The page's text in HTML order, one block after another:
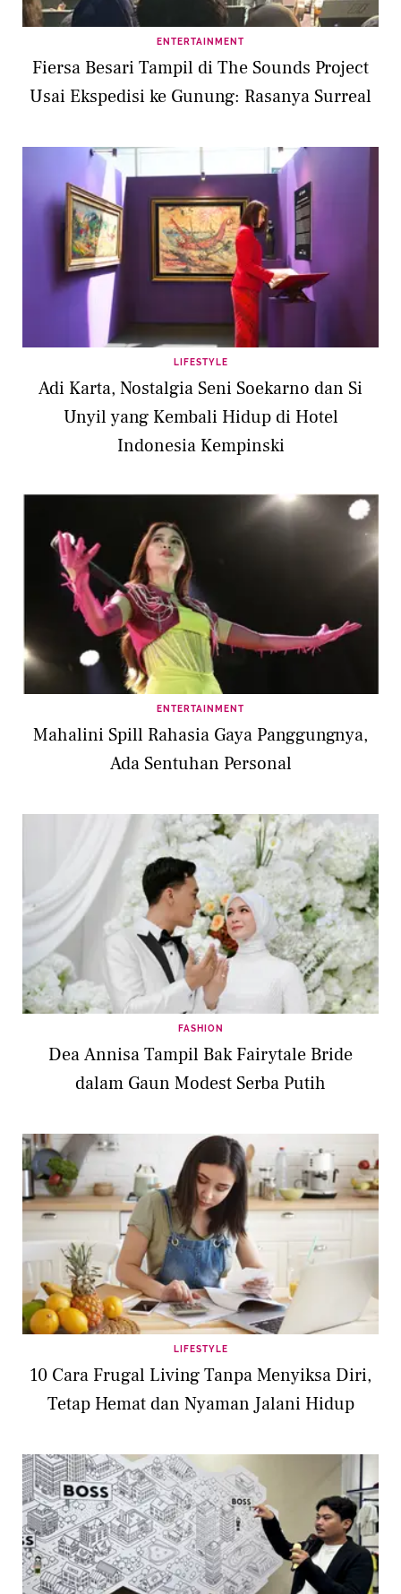
ENTERTAINMENT
Fiersa Besari Tampil di The Sounds Project
Usai Ekspedisi ke Gunung: Rasanya Surreal
LIFESTYLE
Adi Karta, Nostalgia Seni Soekarno dan Si
Unyil yang Kembali Hidup di Hotel
Indonesia Kempinski
ENTERTAINMENT
Mahalini Spill Rahasia Gaya Panggungnya,
Ada Sentuhan Personal
FASHION
Dea Annisa Tampil Bak Fairytale Bride
dalam Gaun Modest Serba Putih
LIFESTYLE
10 Cara Frugal Living Tanpa Menyiksa Diri,
Tetap Hemat dan Nyaman Jalani Hidup